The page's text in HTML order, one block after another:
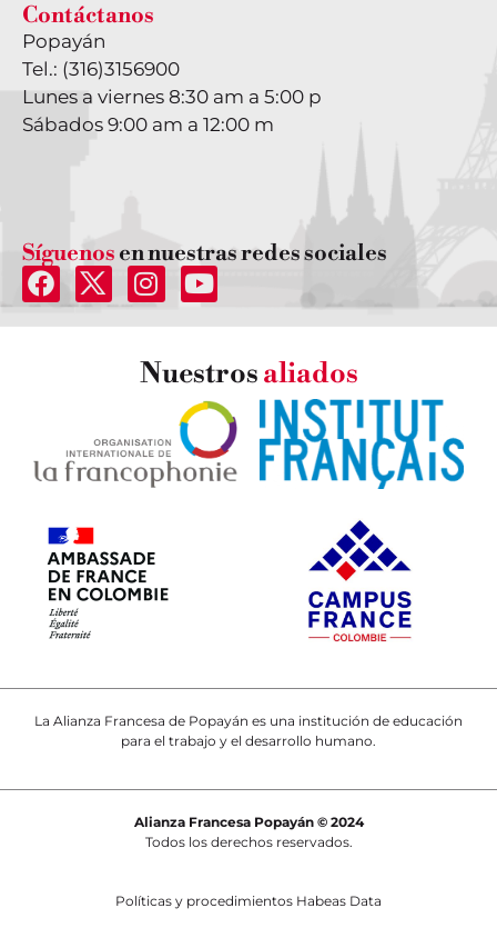
Contáctanos
Popayán
Tel.: (316)3156900
Lunes a viernes 8:30 am a 5:00 p
Sábados 9:00 am a 12:00 m
Síguenos en nuestras redes sociales
Nuestrosaliados
La Alianza Francesa de Popayán es una institución de educación
para el trabajo y el desarrollo humano.
Alianza Francesa Popayán © 2024
Todos los derechos reservados.
Políticas y procedimientos Habeas Data